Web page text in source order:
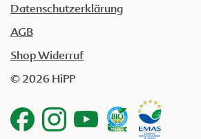
Datenschutzerklärung
AGB
Shop Widerruf
© 2026 HiPP